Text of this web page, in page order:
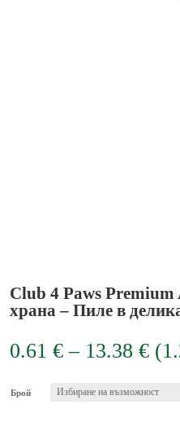
Club 4 Paws
храна – Пиле в
0.61 € – 13.38 € (
Брой